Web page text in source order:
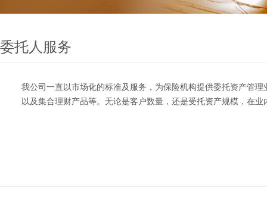
委托人服务
我公司一直以市场化的标准及服务，为保险机构提供委托资产管
以及集合理财产品等。无论是客户数量，还是受托资产规模，在业